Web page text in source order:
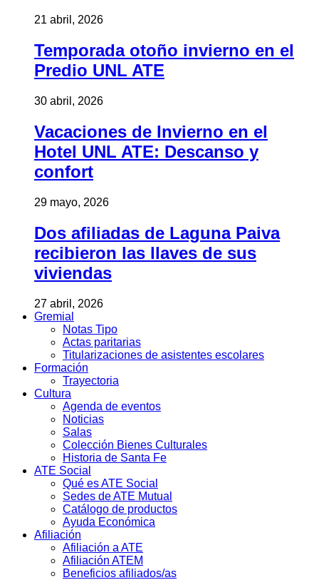
21 abril, 2026
Temporada otoño invierno en el
Predio UNL ATE
30 abril, 2026
Vacaciones de Invierno en el
Hotel UNL ATE: Descanso y
confort
29 mayo, 2026
Dos afiliadas de Laguna Paiva
recibieron las llaves de sus
viviendas
27 abril, 2026
Gremial
Notas Tipo
Actas paritarias
Titularizaciones de asistentes escolares
Formación
Trayectoria
Cultura
Agenda de eventos
Noticias
Salas
Colección Bienes Culturales
Historia de Santa Fe
ATE Social
Qué es ATE Social
Sedes de ATE Mutual
Catálogo de productos
Ayuda Económica
Afiliación
Afiliación a ATE
Afiliación ATEM
Beneficios afiliados/as